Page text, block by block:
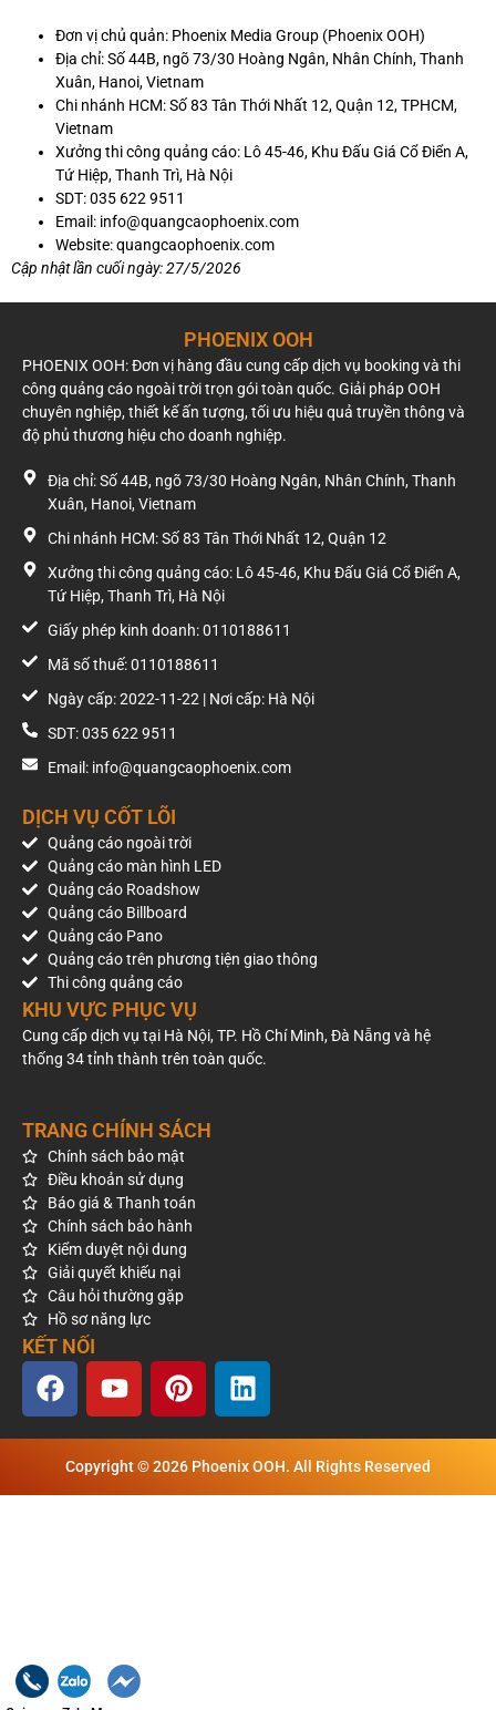
Đơn vị chủ quản: Phoenix Media Group (Phoenix OOH)
Địa chỉ: Số 44B, ngõ 73/30 Hoàng Ngân, Nhân Chính, Thanh
Xuân, Hanoi, Vietnam
Chi nhánh HCM: Số 83 Tân Thới Nhất 12, Quận 12, TPHCM,
Vietnam
Xưởng thi công quảng cáo: Lô 45-46, Khu Đấu Giá Cổ Điển A,
Tứ Hiệp, Thanh Trì, Hà Nội
SDT: 035 622 9511
Email: info@quangcaophoenix.com
Website: quangcaophoenix.com
Cập nhật lần cuối ngày: 27/5/2026
PHOENIX OOH
PHOENIX OOH: Đơn vị hàng đầu cung cấp dịch vụ booking và thi
công quảng cáo ngoài trời trọn gói toàn quốc. Giải pháp OOH
chuyên nghiệp, thiết kế ấn tượng, tối ưu hiệu quả truyền thông và
độ phủ thương hiệu cho doanh nghiệp.
Địa chỉ: Số 44B, ngõ 73/30 Hoàng Ngân, Nhân Chính, Thanh
Xuân, Hanoi, Vietnam
Chi nhánh HCM: Số 83 Tân Thới Nhất 12, Quận 12
Xưởng thi công quảng cáo: Lô 45-46, Khu Đấu Giá Cổ Điển A,
Tứ Hiệp, Thanh Trì, Hà Nội
Giấy phép kinh doanh: 0110188611
Mã số thuế: 0110188611
Ngày cấp: 2022-11-22 | Nơi cấp: Hà Nội
SDT: 035 622 9511
Email: info@quangcaophoenix.com
DỊCH VỤ CỐT LÕI
Quảng cáo ngoài trời
Quảng cáo màn hình LED
Quảng cáo Roadshow
Quảng cáo Billboard
Quảng cáo Pano
Quảng cáo trên phương tiện giao thông
Thi công quảng cáo
KHU VỰC PHỤC VỤ
Cung cấp dịch vụ tại Hà Nội, TP. Hồ Chí Minh, Đà Nẵng và hệ
thống 34 tỉnh thành trên toàn quốc.
TRANG CHÍNH SÁCH
Chính sách bảo mật
Điều khoản sử dụng
Báo giá & Thanh toán
Chính sách bảo hành
Kiểm duyệt nội dung
Giải quyết khiếu nại
Câu hỏi thường gặp
Hồ sơ năng lực
KẾT NỐI
Copyright © 2026 Phoenix OOH. All Rights Reserved